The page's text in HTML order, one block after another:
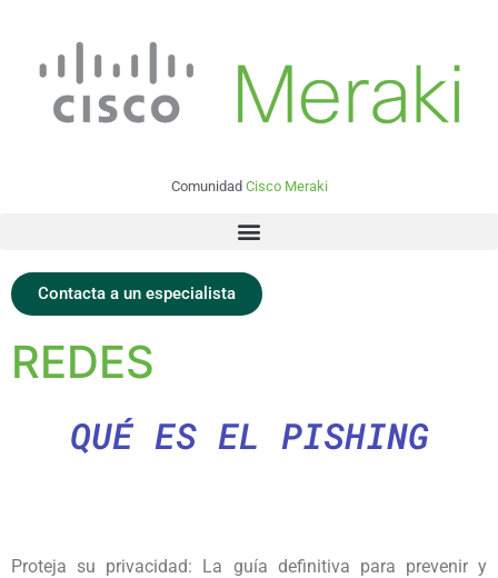
Comunidad Cisco Meraki
Contacta a un especialista
REDES
QUÉ ES EL PISHING
Proteja su privacidad: La guía definitiva para prevenir y